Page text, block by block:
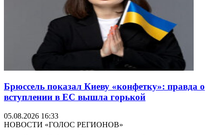
Брюссель показал Киеву «конфетку»: правда о
вступлении в ЕС вышла горькой
05.08.2026 16:33
НОВОСТИ «ГОЛОС РЕГИОНОВ»